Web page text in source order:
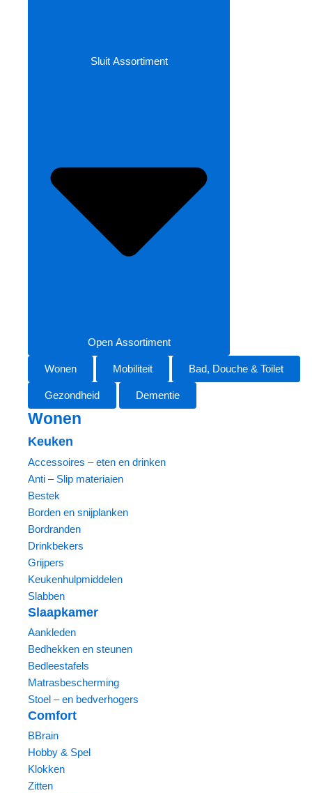
Sluit Assortiment
Open Assortiment
Wonen Mobiliteit Bad, Douche & Toilet
Gezondheid Dementie
Wonen
Keuken
Accessoires – eten en drinken
Anti – Slip materiaien
Bestek
Borden en snijplanken
Bordranden
Drinkbekers
Grijpers
Keukenhulpmiddelen
Slabben
Slaapkamer
Aankleden
Bedhekken en steunen
Bedleestafels
Matrasbescherming
Stoel – en bedverhogers
Comfort
BBrain
Hobby & Spel
Klokken
Zitten